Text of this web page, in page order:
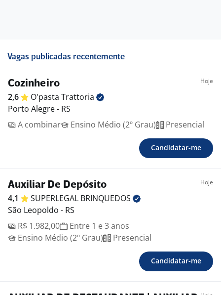
Vagas publicadas recentemente
Cozinheiro Hoje
2,6 O'pasta Trattoria
Porto Alegre - RS
A combinar
Ensino Médio (2º Grau) Presencial
Candidatar-me
Auxiliar De Depósito Hoje
4,1 SUPERLEGAL BRINQUEDOS
São Leopoldo - RS
R$ 1.982,00
Entre 1 e 3 anos
Ensino Médio (2º Grau)
Presencial
Candidatar-me